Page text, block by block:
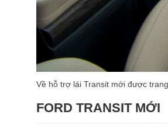
Về hỗ trợ lái Transit mới được
FORD TRANSIT MỚI